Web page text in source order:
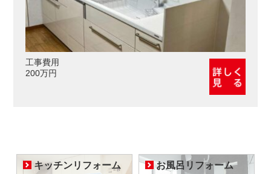
工事費用
200万円
キッチンリフォーム お風呂リフォーム